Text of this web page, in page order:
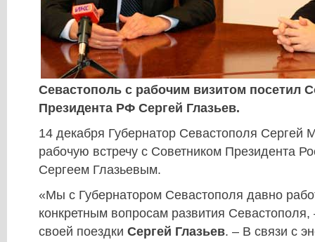
Севастополь с рабочим визитом посетил
Президента РФ Сергей Глазьев.
14 декабря Губернатор Севастополя Сергей
рабочую встречу с Советником Президента
Сергеем Глазьевым.
«Мы с Губернатором Севастополя давно
конкретным вопросам развития Севастополя,
своей поездки Сергей Глазьев. – В связи с